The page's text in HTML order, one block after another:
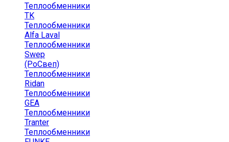
Теплообменники
TK
Теплообменники
Alfa Laval
Теплообменники
Swep
(РоСвеп)
Теплообменники
Ridan
Теплообменники
GEA
Теплообменники
Tranter
Теплообменники